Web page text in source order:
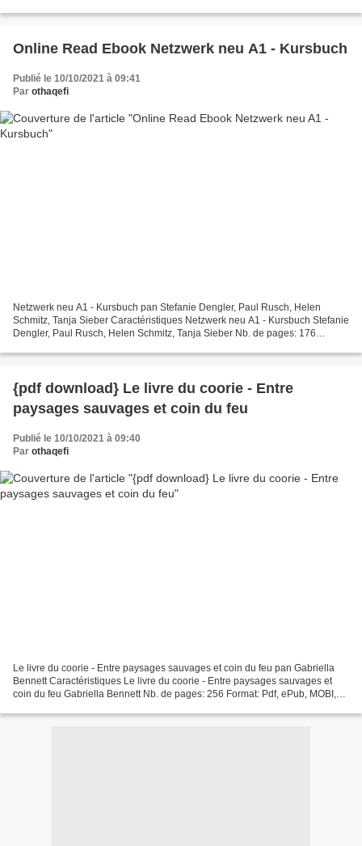
Descargar...
Online Read Ebook Netzwerk neu A1 - Kursbuch
Publié le 10/10/2021 à 09:41
Par othaqefi
Netzwerk neu A1 - Kursbuch pan Stefanie Dengler, Paul Rusch, Helen
Schmitz, Tanja Sieber Caractéristiques Netzwerk neu A1 - Kursbuch Stefanie
Dengler, Paul Rusch, Helen Schmitz, Tanja Sieber Nb. de pages: 176
{pdf download} Le livre du coorie - Entre
paysages sauvages et coin du feu
Publié le 10/10/2021 à 09:40
Par othaqefi
Le livre du coorie - Entre paysages sauvages et coin du feu pan Gabriella
Bennett Caractéristiques Le livre du coorie - Entre paysages sauvages et
coin du feu Gabriella Bennett Nb. de pages: 256 Format: Pdf, ePub, MOBI,